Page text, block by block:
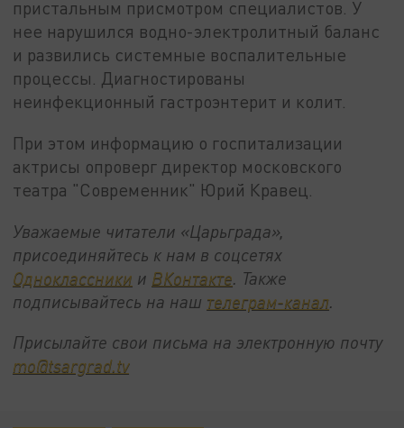
пристальным присмотром специалистов. У
нее нарушился водно-электролитный баланс
и развились системные воспалительные
процессы. Диагностированы
неинфекционный гастроэнтерит и колит.
При этом информацию о госпитализации
актрисы опроверг директор московского
театра "Современник" Юрий Кравец.
Уважаемые читатели «Царьграда»,
присоединяйтесь к нам в соцсетях
Одноклассники и ВКонтакте . Также
подписывайтесь на наш телеграм-канал
Присылайте свои письма на электронную почту
mo@tsargrad.tv